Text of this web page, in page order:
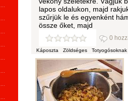
lapos oldalukon, majd
szűrjük le és egyenként
össze őket, majd
0
Káposzta Zöldséges Totyogósoknak